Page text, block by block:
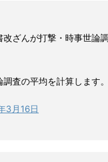
ざんが打撃・時事世論
査の平均を計算します。
3月16日